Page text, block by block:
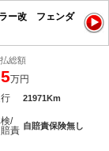
ー改 フェンダ
総額
万円
21971Km
/
責 自賠責保険無し